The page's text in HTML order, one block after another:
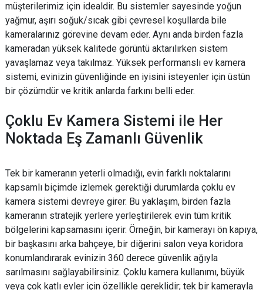
müşterilerimiz için idealdir. Bu sistemler sayesinde yoğun
yağmur, aşırı soğuk/sıcak gibi çevresel koşullarda bile
kameralarınız görevine devam eder. Aynı anda birden fazla
kameradan yüksek kalitede görüntü aktarılırken sistem
yavaşlamaz veya takılmaz. Yüksek performanslı ev kamera
sistemi, evinizin güvenliğinde en iyisini isteyenler için üstün
bir çözümdür ve kritik anlarda farkını belli eder.
Çoklu Ev Kamera Sistemi ile Her
Noktada Eş Zamanlı Güvenlik
Tek bir kameranın yeterli olmadığı, evin farklı noktalarını
kapsamlı biçimde izlemek gerektiği durumlarda çoklu ev
kamera sistemi devreye girer. Bu yaklaşım, birden fazla
kameranın stratejik yerlere yerleştirilerek evin tüm kritik
bölgelerini kapsamasını içerir. Örneğin, bir kamerayı ön kapıya,
bir başkasını arka bahçeye, bir diğerini salon veya koridora
konumlandırarak evinizin 360 derece güvenlik ağıyla
sarılmasını sağlayabilirsiniz. Çoklu kamera kullanımı, büyük
veya çok katlı evler için özellikle gereklidir; tek bir kamerayla